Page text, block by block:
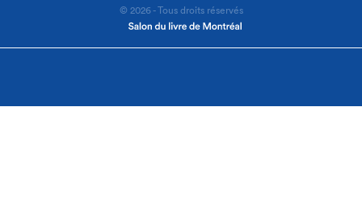
© 2026 - Tous droits réservés